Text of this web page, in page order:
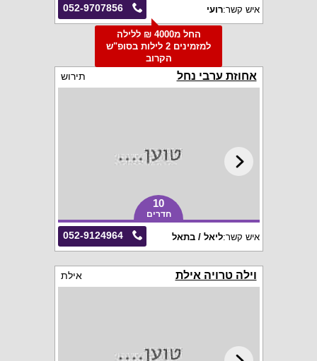
052-9707856 איש קשר:רועי
החל מ4000 ₪ ללילה
למזמינים 2 לילות בסופ"ש
הקרוב
אחוזת ערבי נחל תירוש
10
חדרים
052-9124964 איש קשר:ליאל / בתאל
וילה טרויה אילת אילת